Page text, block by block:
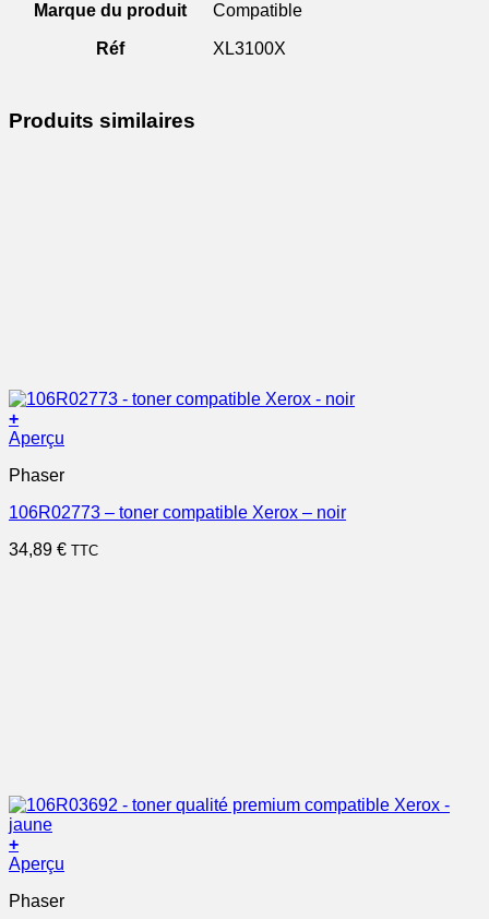
Marque du produit
Compatible
Réf XL3100X
Produits similaires
+
Aperçu
Phaser
106R02773 – toner compatible Xerox – noir
34,89 € TTC
+
Aperçu
Phaser